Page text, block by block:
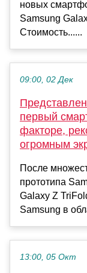
новых
Samsung
Стоимость......
09:00, 02 Дек
первый
факторе,
огромным
После
прототипа
Galaxy Z
Samsung в
13:00, 05 Окт